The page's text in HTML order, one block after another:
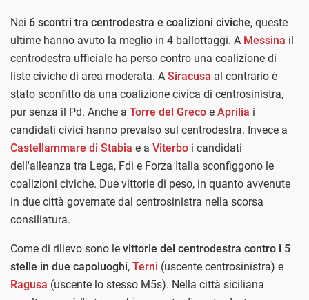
Nei 6 scontri tra centrodestra e coalizioni civiche, queste
ultime hanno avuto la meglio in 4 ballottaggi. A Messina il
centrodestra ufficiale ha perso contro una coalizione di
liste civiche di area moderata. A Siracusa al contrario è
stato sconfitto da una coalizione civica di centrosinistra,
pur senza il Pd. Anche a Torre del Greco e Aprilia i
candidati civici hanno prevalso sul centrodestra. Invece a
Castellammare di Stabia e a Viterbo i candidati
dell'alleanza tra Lega, Fdi e Forza Italia sconfiggono le
coalizioni civiche. Due vittorie di peso, in quanto avvenute
in due città governate dal centrosinistra nella scorsa
consiliatura.
Come di rilievo sono le vittorie del centrodestra contro i 5
stelle in due capoluoghi, Terni (uscente centrosinistra) e
Ragusa (uscente lo stesso M5s). Nella città siciliana